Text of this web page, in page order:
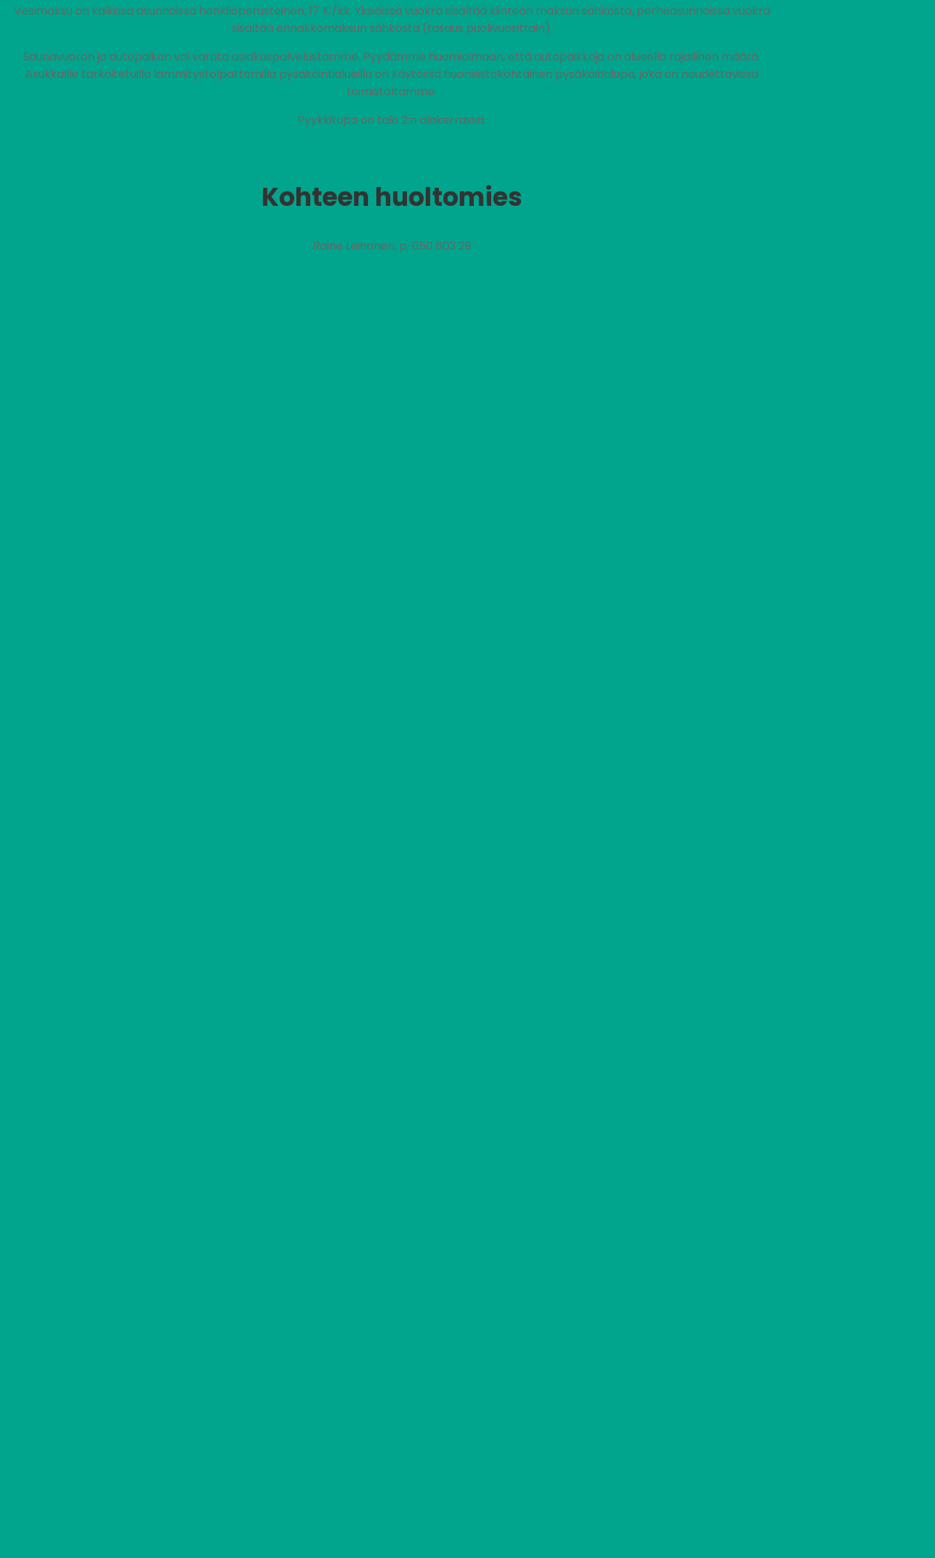
Vesimaksu on kaikissa asunnoissa henkilöperusteinen, 17 €/kk. Yksiöissä vuokra sisältää kiinteän maksun sähköstä, perheasunnoissa vuokra
sisältää ennakkomaksun sähköstä (tasaus puolivuosittain).
Saunavuoron ja autopaikan voi varata asiakaspalvelustamme. Pyydämme huomioimaan, että autopaikkoja on alueella rajallinen määrä.
Asukkaille tarkoitetuilla lämmitystolpattomilla pysäköintialueilla on käytössä huoneistokohtainen pysäköintilupa, joka on noudettavissa
toimistoltamme.
Pyykkitupa on talo 2:n alakerrassa.
Kohteen huoltomies
Raine Leinonen, p. 050 603 29